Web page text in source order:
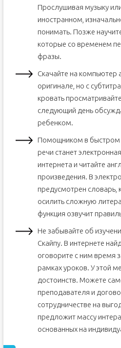
Прослушивая музыку
иностранном,
понимать. Позже
которые со временем
фразы.
Скачайте на компьютер
оригинале, но с
кровать
следующий день
ребенком.
Помощником в быстром
речи станет
интернета и читайте
произведения. В
предусмотрен
осилить сложную
функция озвучит
Не забывайте об
Скайпу. В интернете
оговорите с ним время
рамках уроков. У этой
достоинств. Можете
преподавателя и
сотрудничестве на
предложит массу
основанных на